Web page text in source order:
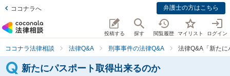
ココナラへ 弁護士の方はこちら
投稿する 探す 閲覧履歴 マイリスト ログイン
ココナラ法律相談 法律Q&A 刑事事件の法律Q&A 法律Q&A「新た
新たにパスポート取得出来るのか